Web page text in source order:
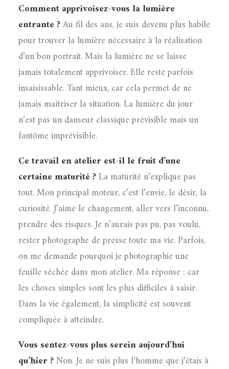
Comment apprivoisez-vous la lumière
entrante ?Au fil des ans, je suis devenu plus habile
pour trouver la lumière nécessaire à la réalisation
d’un bon portrait. Mais la lumière ne se laisse
jamais totalement apprivoiser. Elle reste parfois
insaisissable. Tant mieux, car cela permet de ne
jamais maîtriser la situation. La lumière du jour
n’est pas un danseur classique prévisible mais un
fantôme imprévisible.
Ce travail en atelier est-il le fruit d’une
certaine maturité ?La maturité n’explique pas
tout. Mon principal moteur, c’est l’envie, le désir, la
curiosité. J’aime le changement, aller vers l’inconnu,
prendre des risques. Je n’aurais pas pu, pas voulu,
rester photographe de presse toute ma vie. Parfois,
on me demande pourquoi je photographie une
feuille séchée dans mon atelier. Ma réponse : car
les choses simples sont les plus difficiles à saisir.
Dans la vie également, la simplicité est souvent
compliquée à atteindre.
Vous sentez-vous plus serein aujourd’hui
qu’hier ?Non. Je ne suis plus l’homme que j’étais à